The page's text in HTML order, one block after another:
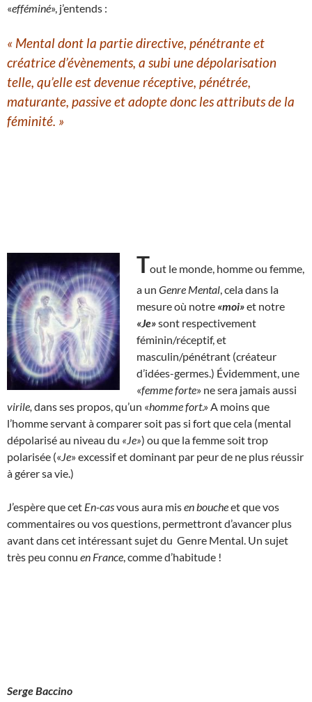
«efféminé», j’entends :
« Mental dont la partie directive, pénétrante et
créatrice d’évènements, a subi une dépolarisation
telle, qu’elle est devenueréceptive, pénétrée,
maturante, passiveet adopte donc les attributs de la
féminité. »
Tout le monde, homme ou femme,
a un Genre Mental , cela dans la
mesure où notre «moi»et notre
«Je»sont respectivement
féminin/réceptif, et
masculin/pénétrant (créateur
d’idées-germes.) Évidemment, une
«femme forte» ne sera jamais aussi
virile, dans ses propos, qu’un «homme fort.» A moins que
l’homme servant à comparer soit pas si fort que cela (mental
dépolarisé au niveau du «Je») ou que la femme soit trop
polarisée (« Je» excessif et dominant par peur de ne plus réussir
à gérer sa vie.)
J’espère que cet En-casvous aura misen boucheet que vos
commentaires ou vos questions, permettront d’avancer plus
avant dans cet intéressant sujet du Genre Mental. Un sujet
très peu connu en France , comme d’habitude !
Serge Baccino